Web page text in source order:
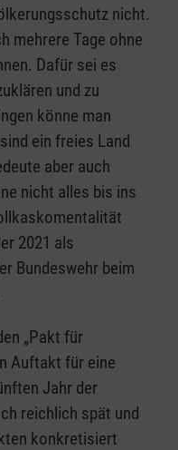
nicht.
mehrere Tage ohne
Dafür sei es
und zu
könne man
ein freies Land
aber auch
nicht alles bis ins
2021 als
Bundeswehr beim
„Pakt für
Auftakt für eine
Jahr der
reichlich spät und
konkretisiert